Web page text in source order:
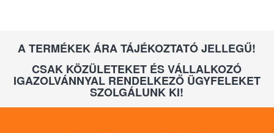
A TERMÉKEK ÁRA TÁJÉKOZTATÓ JELLEGŰ!
CSAK KÖZÜLETEKET ÉS VÁLLALKOZÓ
IGAZOLVÁNNYAL RENDELKEZŐ ÜGYFELEKET
SZOLGÁLUNK KI!